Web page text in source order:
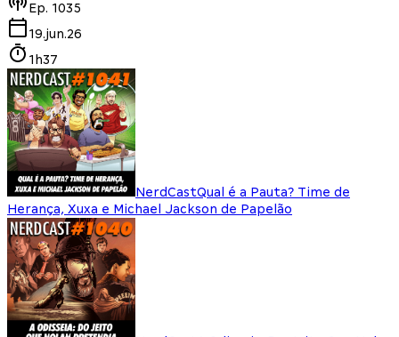
Ep. 1035
19.jun.26
1h37
NerdCastQual é a Pauta? Time de
Herança, Xuxa e Michael Jackson de Papelão